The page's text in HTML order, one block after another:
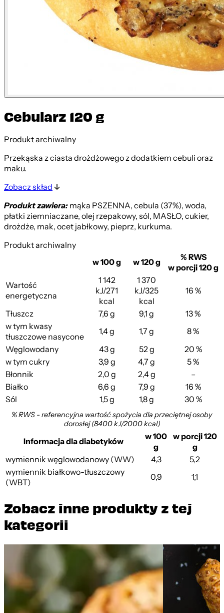
Cebularz 120 g
Produkt archiwalny
Przekąska z ciasta drożdżowego z dodatkiem cebuli oraz
maku.
Zobacz skład
Produkt zawiera:mąka PSZENNA, cebula (37%), woda,
płatki ziemniaczane, olej rzepakowy, sól, MASŁO, cukier,
drożdże, mak, ocet jabłkowy, pieprz, kurkuma.
Produkt archiwalny
w 100 g
w 120 g
% RWS
w porcji 120 g
Wartość
energetyczna
1 142
kJ/271
kcal
1 370
kJ/325
kcal
16 %
Tłuszcz 7,6 g 9,1 g
13 %
w tym kwasy
tłuszczowe nasycone
1,4 g 1,7 g
8 %
Węglowodany
43 g 52 g
20 %
w tym cukry
3,9 g 4,7 g
5 %
Błonnik
2,0 g 2,4 g
–
Białko
6,6 g 7,9 g
16 %
Sól
1,5 g 1,8 g 30 %
% RWS - referencyjna wartość spożycia dla przeciętnej osoby
dorosłej (8400 kJ/2000 kcal)
Informacja dla diabetyków
w 100
g
w porcji 120
g
wymiennik węglowodanowy (WW)
4,3
5,2
wymiennik białkowo-tłuszczowy
(WBT)
0,9 1,1
Zobacz inne produkty z tej
kategorii